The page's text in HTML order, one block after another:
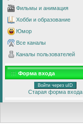
Фильмы и анимация
Хобби и образование
Юмор
Все каналы
Каналы пользователей
Форма входа
Войти через uID
Старая форма входа